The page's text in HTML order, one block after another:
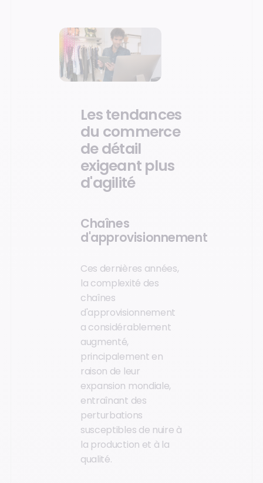
Les tendances
du commerce
de détail
exigeant plus
d'agilité
Chaînes
d'approvisionnement
Ces dernières années,
la complexité des
chaînes
d'approvisionnement
a considérablement
augmenté,
principalement en
raison de leur
expansion mondiale,
entraînant des
perturbations
susceptibles de nuire à
la production et à la
qualité.